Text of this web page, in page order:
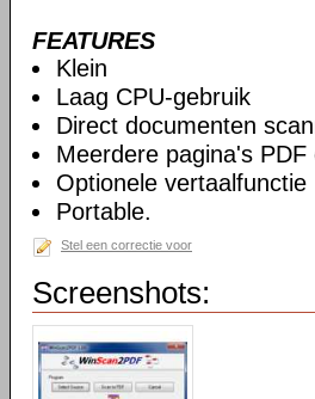
FEATURES
Klein
Laag CPU-gebruik
Direct documenten
Meerdere pagina's PDF
Optionele vertaalfunctie
Portable.
Stel een correctie voor
Screenshots: